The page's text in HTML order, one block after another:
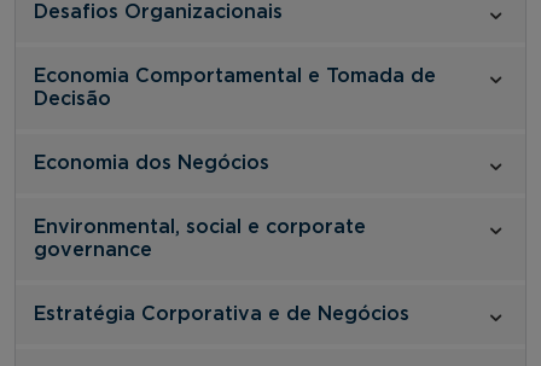
Desafios Organizacionais
Economia Comportamental e Tomada de
Decisão
Economia dos Negócios
Environmental, social e corporate
governance
Estratégia Corporativa e de Negócios